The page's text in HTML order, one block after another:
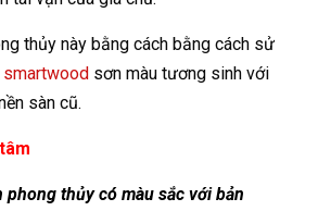
thủy này bằng cách bằng cách sử
smartwood sơn màu tương sinh với
sàn cũ.
phong thủy có màu sắc với bản